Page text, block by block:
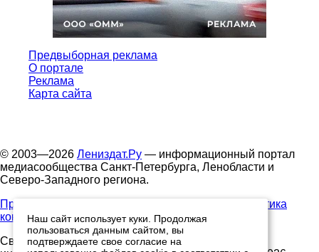
Предвыборная реклама
О портале
Реклама
Карта сайта
© 2003—2026 Лениздат.Ру — информационный портал
медиасообщества Санкт-Петербурга, Ленобласти и
Северо-Западного региона.
Правила использования содержания сайта.
Политика
конфиденциальности.
Свидетельство о регистрации средства массовой
Наш сайт использует куки. Продолжая
пользоваться данным сайтом, вы
подтверждаете свое согласие на